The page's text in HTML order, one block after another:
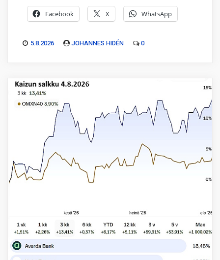
Facebook X WhatsApp
5.8.2026 JOHANNES HIDÉN 0